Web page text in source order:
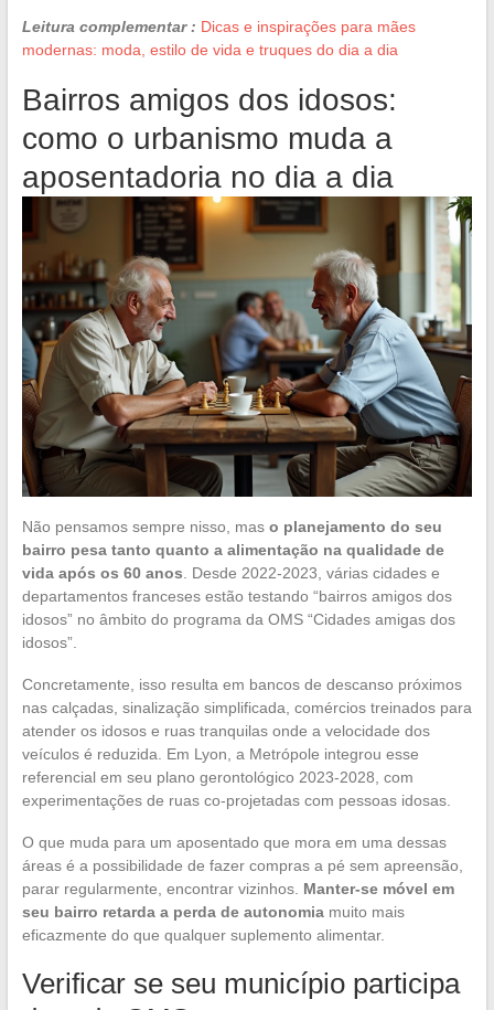
Leitura complementar : Dicas e inspirações para mães
modernas: moda, estilo de vida e truques do dia a dia
Bairros amigos dos idosos:
como o urbanismo muda a
aposentadoria no dia a dia
Não pensamos sempre nisso, mas o planejamento do seu
bairro pesa tanto quanto a alimentação na qualidade de
vida após os 60 anos . Desde 2022-2023, várias cidades e
departamentos franceses estão testando “bairros amigos dos
idosos” no âmbito do programa da OMS “Cidades amigas dos
idosos”.
Concretamente, isso resulta em bancos de descanso próximos
nas calçadas, sinalização simplificada, comércios treinados para
atender os idosos e ruas tranquilas onde a velocidade dos
veículos é reduzida. Em Lyon, a Metrópole integrou esse
referencial em seu plano gerontológico 2023-2028, com
experimentações de ruas co-projetadas com pessoas idosas.
O que muda para um aposentado que mora em uma dessas
áreas é a possibilidade de fazer compras a pé sem apreensão,
parar regularmente, encontrar vizinhos. Manter-se móvel em
seu bairro retarda a perda de autonomiamuito mais
eficazmente do que qualquer suplemento alimentar.
Verificar se seu município participa